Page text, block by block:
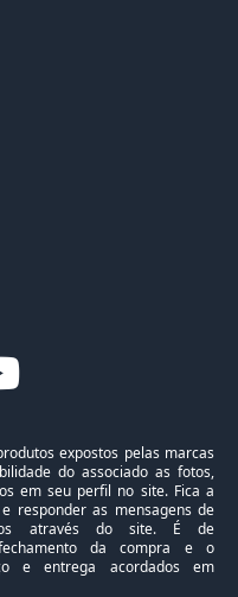
expostos pelas marcas
do associado as fotos,
em seu perfil no site. Fica a
responder as mensagens de
através do site. É de
da compra e o
e entrega acordados em